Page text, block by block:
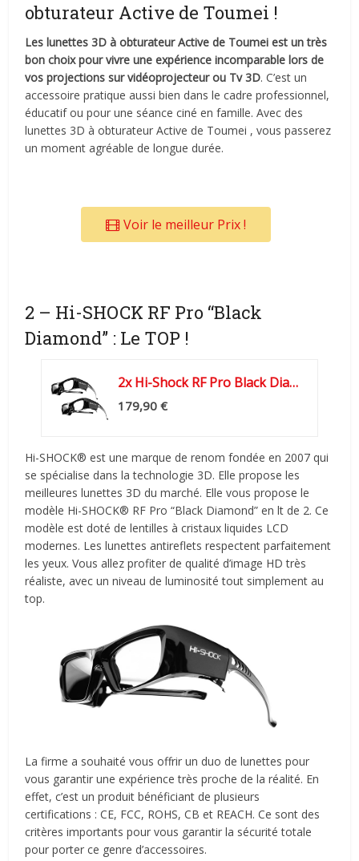
obturateur Active de Toumei !
Les lunettes 3D à obturateur Active de Toumei est un très
bon choix pour vivre une expérience incomparable lors de
vos projections sur vidéoprojecteur ou Tv 3D. C’est un
accessoire pratique aussi bien dans le cadre professionnel,
éducatif ou pour une séance ciné en famille. Avec des
lunettes 3D à obturateur Active de Toumei , vous passerez
un moment agréable de longue durée.
Voir le meilleur Prix !
2 – Hi-SHOCK RF Pro “Black
Diamond” : Le TOP !
2x Hi-Shock RF Pro Black Diamond lunettes actives 3D pour...
179,90 €
Hi-SHOCK® est une marque de renom fondée en 2007 qui
se spécialise dans la technologie 3D. Elle propose les
meilleures lunettes 3D du marché. Elle vous propose le
modèle Hi-SHOCK® RF Pro “Black Diamond” en lt de 2. Ce
modèle est doté de lentilles à cristaux liquides LCD
modernes. Les lunettes antireflets respectent parfaitement
les yeux. Vous allez profiter de qualité d’image HD très
réaliste, avec un niveau de luminosité tout simplement au
top.
La firme a souhaité vous offrir un duo de lunettes pour
vous garantir une expérience très proche de la réalité. En
effet, c’est un produit bénéficiant de plusieurs
certifications : CE, FCC, ROHS, CB et REACH. Ce sont des
critères importants pour vous garantir la sécurité totale
pour porter ce genre d’accessoires.